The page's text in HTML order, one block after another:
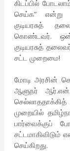
கிடப்பில்
செய்க” என்று
குடியரசுத்
கொண்டவர்.
குடியரசுத்
சட்ட முறைமை!
மோடி அரசின்
ஆளுநர்
செல்லாததாக்கித்
முறையில்
பார்வைக்குப்
சட்டமாகிவிடும்
செய்கிறது.